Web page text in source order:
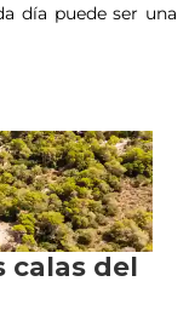
día puede ser una